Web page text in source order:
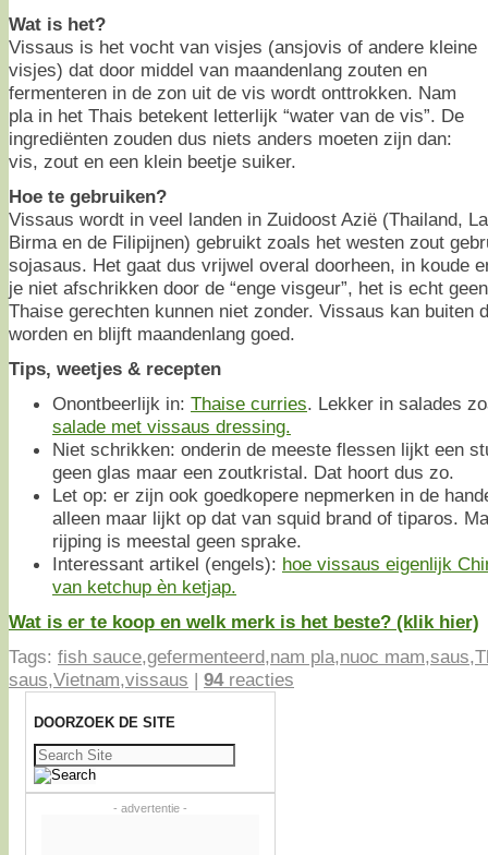
Wat is het?
Vissaus is het vocht van visjes (ansjovis of andere kleine
visjes) dat door middel van maandenlang zouten en
fermenteren in de zon uit de vis wordt onttrokken. Nam
pla in het Thais betekent letterlijk “water van de vis”. De
ingrediënten zouden dus niets anders moeten zijn dan:
vis, zout en een klein beetje suiker.
Hoe te gebruiken?
Vissaus wordt in veel landen in Zuidoost Azië (Thailand,
Birma en de Filipijnen) gebruikt zoals het westen zout
sojasaus. Het gaat dus vrijwel overal doorheen, in koude
je niet afschrikken door de “enge visgeur”, het is echt
Thaise gerechten kunnen niet zonder. Vissaus kan buiten
worden en blijft maandenlang goed.
Tips, weetjes & recepten
Onontbeerlijk in: Thaise curries. Lekker in salades
salade met vissaus dressing.
Niet schrikken: onderin de meeste flessen lijkt een
geen glas maar een zoutkristal. Dat hoort dus zo.
Let op: er zijn ook goedkopere nepmerken in de
alleen maar lijkt op dat van squid brand of tiparos.
rijping is meestal geen sprake.
Interessant artikel (engels): hoe vissaus eigenlijk
van ketchup èn ketjap.
Wat is er te koop en welk merk is het beste? (klik hier)
Tags: fish sauce,gefermenteerd,nam pla,nuoc mam,saus,
saus,Vietnam,vissaus | 94reacties
DOORZOEK DE SITE
Zoeken
naar:
- advertentie -